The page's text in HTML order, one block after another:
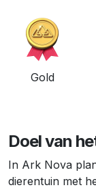
Gold
Doel van
In Ark Nova
dierentuin met